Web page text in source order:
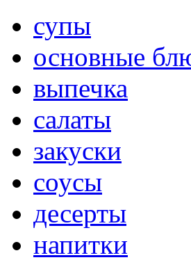
супы
основные
выпечка
салаты
закуски
соусы
десерты
напитки